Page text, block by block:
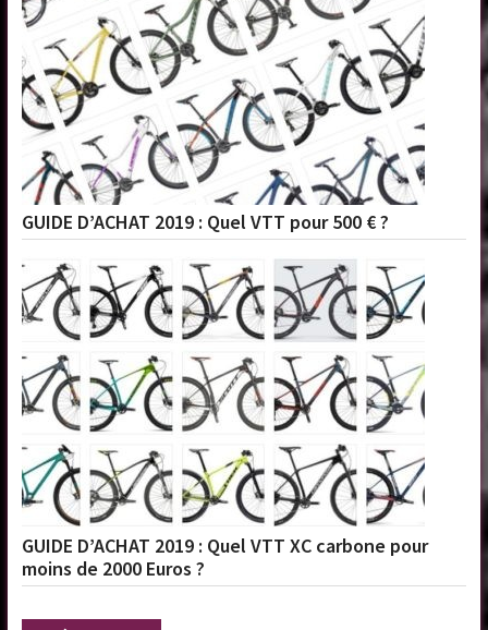
GUIDE D’ACHAT 2019 : Quel VTT pour 500 € ?
GUIDE D’ACHAT 2019 : Quel VTT XC carbone pour
moins de 2000 Euros ?